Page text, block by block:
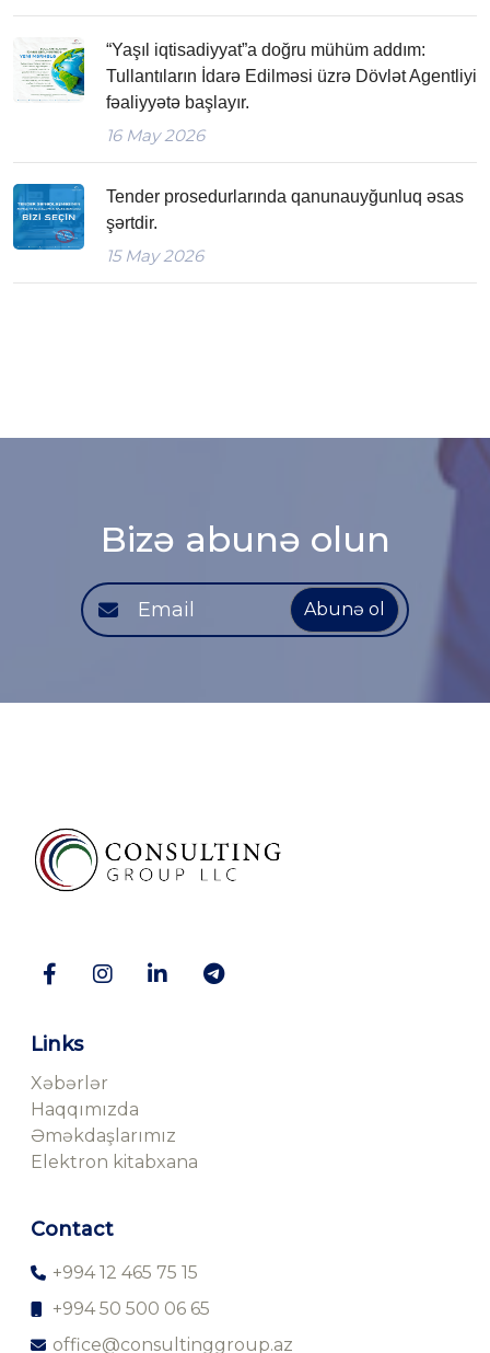
“Yaşıl iqtisadiyyat”a doğru mühüm addım:
Tullantıların İdarə Edilməsi üzrə Dövlət Agentliyi
fəaliyyətə başlayır.
16May 2026
Tender prosedurlarında qanunauyğunluq əsas
şərtdir.
15May 2026
Bizə abunə olun
Abunə ol
Links
Xəbərlər
Haqqımızda
Əməkdaşlarımız
Elektron kitabxana
Contact
+994 12 465 75 15
+994 50 500 06 65
office@consultinggroup.az